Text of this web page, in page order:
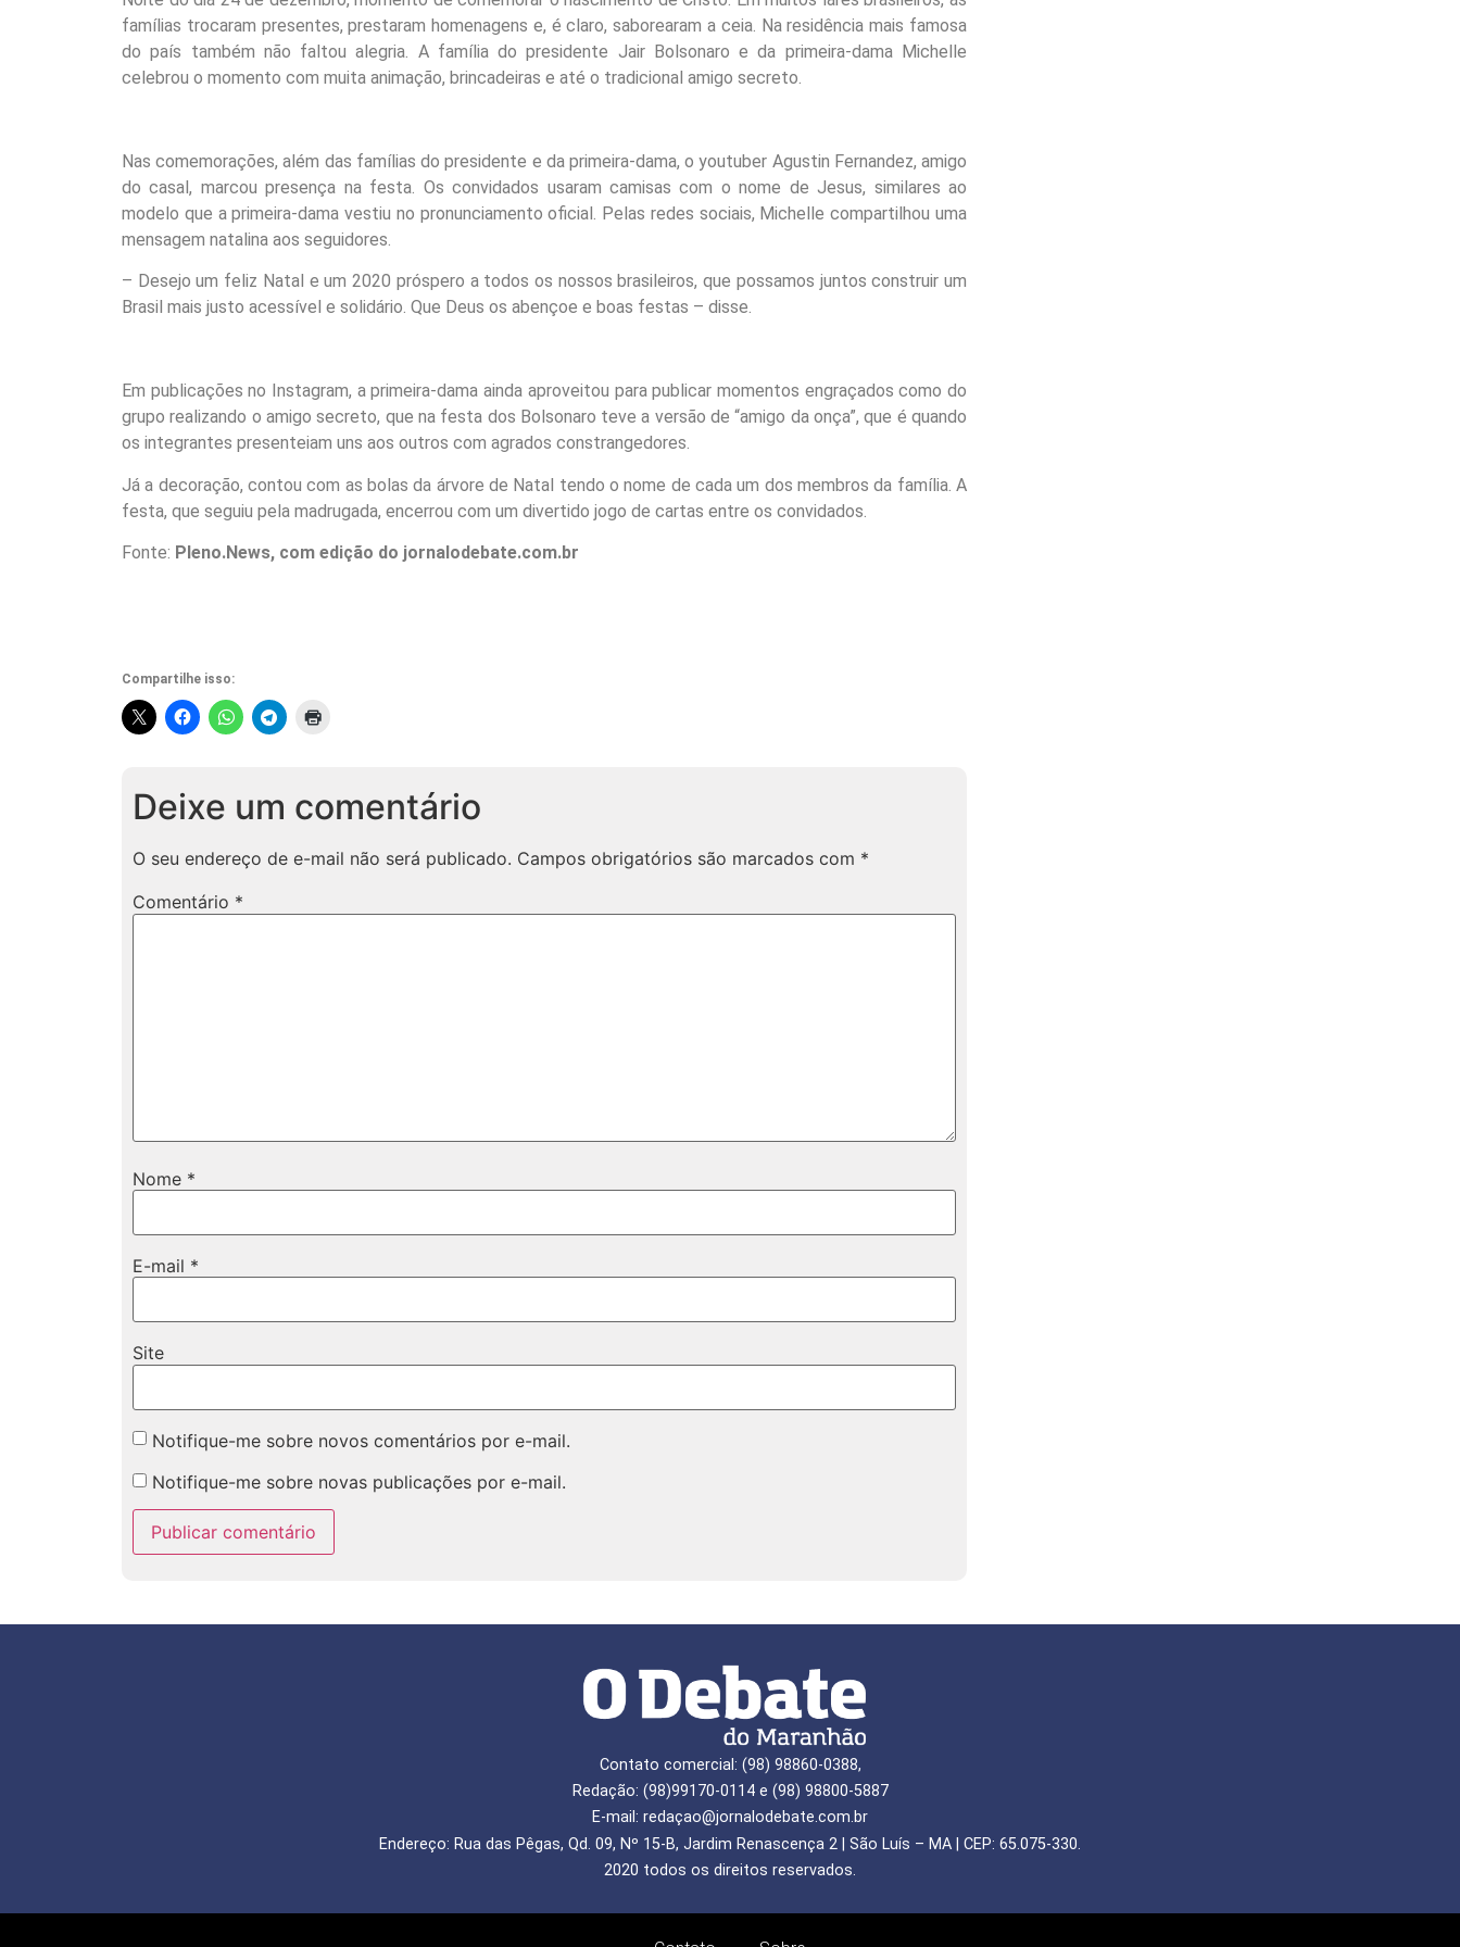
famílias trocaram presentes, prestaram homenagens e, é claro, saborearam a ceia. Na residência mais famosa
do país também não faltou alegria. A família do presidente Jair Bolsonaro e da primeira-dama Michelle
celebrou o momento com muita animação, brincadeiras e até o tradicional amigo secreto.
Nas comemorações, além das famílias do presidente e da primeira-dama, o youtuber Agustin Fernandez, amigo
do casal, marcou presença na festa. Os convidados usaram camisas com o nome de Jesus, similares ao
modelo que a primeira-dama vestiu no pronunciamento oficial. Pelas redes sociais, Michelle compartilhou uma
mensagem natalina aos seguidores.
– Desejo um feliz Natal e um 2020 próspero a todos os nossos brasileiros, que possamos juntos construir um
Brasil mais justo acessível e solidário. Que Deus os abençoe e boas festas – disse.
Em publicações no Instagram, a primeira-dama ainda aproveitou para publicar momentos engraçados como do
grupo realizando o amigo secreto, que na festa dos Bolsonaro teve a versão de “amigo da onça”, que é quando
os integrantes presenteiam uns aos outros com agrados constrangedores.
Já a decoração, contou com as bolas da árvore de Natal tendo o nome de cada um dos membros da família. A
festa, que seguiu pela madrugada, encerrou com um divertido jogo de cartas entre os convidados.
Fonte: Pleno.News, com edição do jornalodebate.com.br
Compartilhe isso:
Deixe um comentário
O seu endereço de e-mail não será publicado. Campos obrigatórios são marcados com *
Comentário *
Nome *
E-mail *
Site
Notifique-me sobre novos comentários por e-mail.
Notifique-me sobre novas publicações por e-mail.
Contato comercial: (98) 98860-0388,
Redação: (98)99170-0114 e (98) 98800-5887
E-mail: redaçao@jornalodebate.com.br
Endereço: Rua das Pêgas, Qd. 09, Nº 15-B, Jardim Renascença 2 | São Luís – MA | CEP: 65.075-330.
2020 todos os direitos reservados.